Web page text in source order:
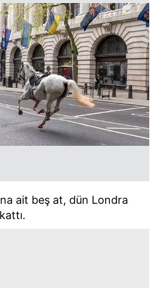
ait beş at, dün Londra